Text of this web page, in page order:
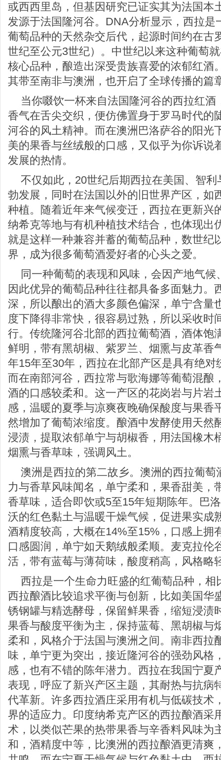
或西西里岛，但基因研究已证实其为法国本
发源于法国隆河谷。DNA分析显示，西拉是
葡萄品种的天然杂交后代，起源时间约在古
世纪至公元3世纪）。中世纪以来这种葡萄
核心品种，酿造出深受贵族喜爱的浓郁红酒
其带至南非与澳洲，也开启了全球传播的篇
当你啜饮一杯来自法国隆河谷的西拉红
香气在舌尖交织，便仿佛置身于罗马时代的
河谷的风土精神。而在澳洲巴洛萨谷的阳光
美的果香与丝绒般的口感，又似乎为你诉说
发展的热情。
不仅如此，20世纪后期西拉在美国、智
勃发展，同时在法国以外的旧世界产区，如
种植。随着近年来气候变迁，西拉在更新兴
纳希克等地与有机种植技术结合，也体现出
就是这样一种兼容并蓄的葡萄品种，数世纪
界，成为很多葡萄酒爱好者的心头之爱。
同一种葡萄的表现和风味，会因产地气
因此优异的葡萄品种往往都具备多面魅力。
深，所以酿出的酒大多颜色偏深，单宁含量
度下降得非常快，很容易过熟，所以采收时
行。传统隆河谷北部的西拉葡萄酒，酒体饱
鲜明，带有黑胡椒、紫罗兰、烟熏与皮革香
年15年至30年，西拉在北部产区是具有绝
而在南部河谷，西拉常与歌海娜等葡萄混酿
酒的口感较柔和。这一产区的花岗岩与片岩
感，温暖的夏季与凉爽夜晚确保酸度与果香
然增加了葡萄浓缩度。酿酒中发酵使用天然
浸渍，提取浓郁单宁与胡椒香，用法国橡木
烟熏与香草味，强调风土。
澳洲是西拉的第二故乡。澳洲的西拉葡
力与香草风味闻名，单宁柔和，果香甜美，
香草味，适合即饮或5至15年短期陈年。巴
沃的红色黏土与温暖干燥气候，促进果实成
酒精度较高，大概在14%至15%，口感上拥
口感圆润，单宁如天鹅绒般柔顺。麦克拉伦
活，带有蓝莓与薄荷味，酸度稍高，风格略
西拉是一个生命力旺盛的红葡萄品种，
西拉酿酒比较追求平衡与创新，比如美国华
锈钢罐与精选酵母，保留鲜果香，缩短浸渍
果香与酸度平衡为主，保持蓝莓、黑胡椒与
柔和，风格介于法国与澳洲之间。南非西拉
味，单宁更为突出，接近隆河谷的强劲风格
感，也有不错的陈年潜力。西拉在我国宁夏
表现，呼应了新兴产区主题，其耐热与抗病
代革新。许多西拉酒庄采用有机与低碳技术
界的适应力。印度纳希克产区的西拉酿酒采
术，以类似芒果的热带果香与辛香料风味为
和，酒精度中等，比澳洲的西拉酿酒更清爽